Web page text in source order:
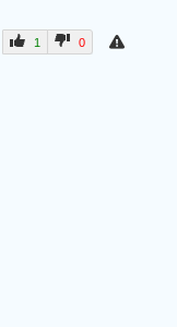
1 0